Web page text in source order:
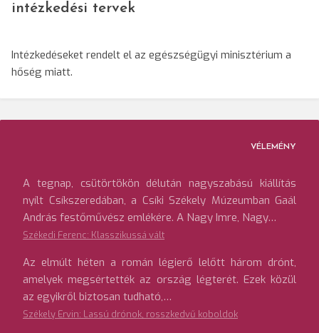
intézkedési tervek
Intézkedéseket rendelt el az egészségügyi minisztérium a
hőség miatt.
VÉLEMÉNY
A tegnap, csütörtökön délután nagyszabású kiállítás
nyílt Csíkszeredában, a Csíki Székely Múzeumban Gaál
András festőművész emlékére. A Nagy Imre, Nagy…
Székedi Ferenc: Klasszikussá vált
Az elmúlt héten a román légierő lelőtt három drónt,
amelyek megsértették az ország légterét. Ezek közül
az egyikről biztosan tudható,…
Székely Ervin: Lassú drónok, rosszkedvű koboldok